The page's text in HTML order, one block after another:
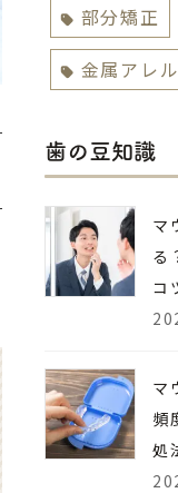
部分矯正
金属アレ
歯の豆知識
マ
る
コ
マ
頻
処